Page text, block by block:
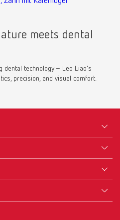
meets dental
dental technology – Leo Liao's
precision, and visual comfort.